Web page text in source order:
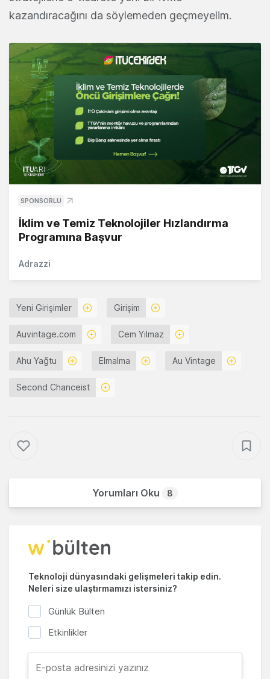
kazandıracağını da söylemeden geçmeyelim.
SPONSORLU
İklim ve Temiz Teknolojiler Hızlandırma
Programına Başvur
Adrazzi
Yeni Girişimler Girişim
Auvintage.com Cem Yılmaz
Ahu Yağtu Elmalma Au Vintage
Second Chanceist
Yorumları Oku 8
Teknoloji dünyasındaki gelişmeleri takip edin.
Neleri size ulaştırmamızı istersiniz?
Günlük Bülten
Etkinlikler